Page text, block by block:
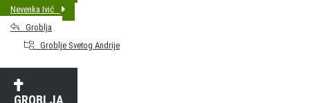
Nevenka Ivić
Groblja
Groblje Svetog Andrije
GROBLJA